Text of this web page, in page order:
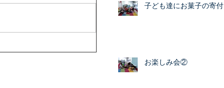
子ども達にお菓子の寄付
お楽しみ会②